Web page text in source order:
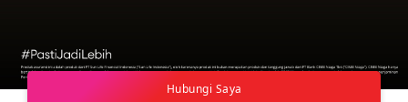
Hubungi Saya